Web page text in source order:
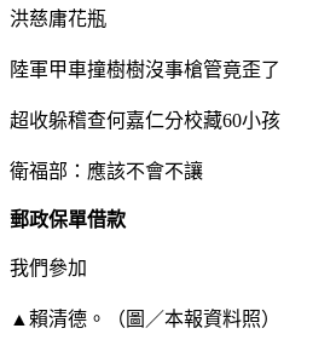
洪慈庸花瓶
陸軍甲車撞樹樹沒事槍管竟歪了
超收躲稽查何嘉仁分校藏60小孩
衛福部：應該不會不讓
郵政保單借款
我們參加
▲賴清德。（圖／本報資料照）